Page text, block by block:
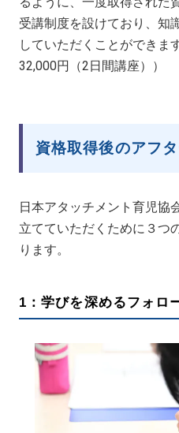
受講制度を設けており、知
していただくことができま
32,000円（2日間講座））
資格取得後のアフ
日本アタッチメント育児協
立てていただくために３つ
ります。
1：学びを深めるフォロ